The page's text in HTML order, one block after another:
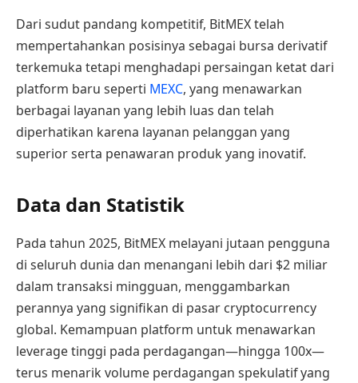
Dari sudut pandang kompetitif, BitMEX telah
mempertahankan posisinya sebagai bursa derivatif
terkemuka tetapi menghadapi persaingan ketat dari
platform baru seperti MEXC, yang menawarkan
berbagai layanan yang lebih luas dan telah
diperhatikan karena layanan pelanggan yang
superior serta penawaran produk yang inovatif.
Data dan Statistik
Pada tahun 2025, BitMEX melayani jutaan pengguna
di seluruh dunia dan menangani lebih dari $2 miliar
dalam transaksi mingguan, menggambarkan
perannya yang signifikan di pasar cryptocurrency
global. Kemampuan platform untuk menawarkan
leverage tinggi pada perdagangan—hingga 100x—
terus menarik volume perdagangan spekulatif yang